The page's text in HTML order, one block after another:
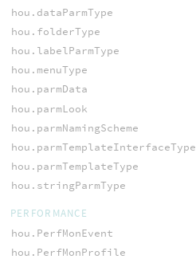
hou.dataParmType
hou.folderType
hou.labelParmType
hou.menuType
hou.parmData
hou.parmLook
hou.parmNamingScheme
hou.parmTemplateInterfaceType
hou.parmTemplateType
hou.stringParmType
PERFORMANCE
hou.PerfMonEvent
hou.PerfMonProfile